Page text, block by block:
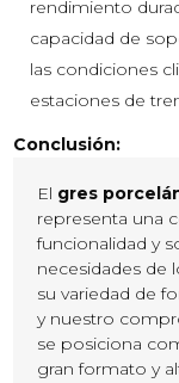
rendimiento
capacidad de
las condiciones
estaciones de
Conclusión:
El gres
representa una
funcionalidad y
necesidades de
su variedad de
y nuestro
se posiciona
gran formato y